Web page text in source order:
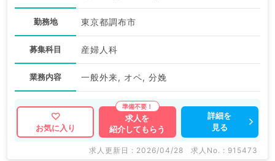
勤務地 東京都調布市
募集科目 産婦人科
業務内容 一般外来, オペ, 分娩
お気に入り
求人を
紹介してもらう
詳細を
見る
求人更新日 : 2026/04/28 求人No. : 915473